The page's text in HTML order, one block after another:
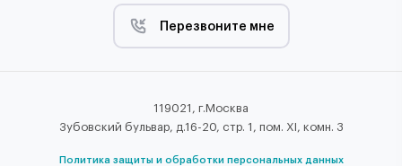
Перезвоните мне
119021, г.Москва
Зубовский бульвар, д.16-20, стр. 1, пом. XI, комн. 3
Политика защиты и обработки персональных данных